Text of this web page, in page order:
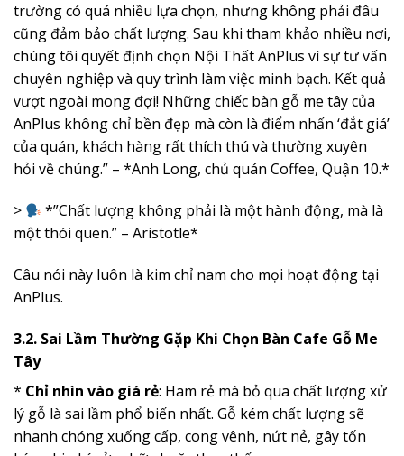
trường có quá nhiều lựa chọn, nhưng không phải đâu
cũng đảm bảo chất lượng. Sau khi tham khảo nhiều nơi,
chúng tôi quyết định chọn Nội Thất AnPlus vì sự tư vấn
chuyên nghiệp và quy trình làm việc minh bạch. Kết quả
vượt ngoài mong đợi! Những chiếc bàn gỗ me tây của
AnPlus không chỉ bền đẹp mà còn là điểm nhấn ‘đắt giá’
của quán, khách hàng rất thích thú và thường xuyên
hỏi về chúng.” – *Anh Long, chủ quán Coffee, Quận 10.*
>
*”Chất lượng không phải là một hành động, mà là
một thói quen.” – Aristotle*
Câu nói này luôn là kim chỉ nam cho mọi hoạt động tại
AnPlus.
3.2. Sai Lầm Thường Gặp Khi Chọn Bàn Cafe Gỗ Me
Tây
* Chỉ nhìn vào giá rẻ: Ham rẻ mà bỏ qua chất lượng xử
lý gỗ là sai lầm phổ biến nhất. Gỗ kém chất lượng sẽ
nhanh chóng xuống cấp, cong vênh, nứt nẻ, gây tốn